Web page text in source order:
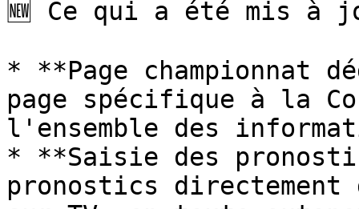
🆕 Ce qui a été mis à
* **Page championnat
page spécifique à la
l'ensemble des
* **Saisie des
pronostics